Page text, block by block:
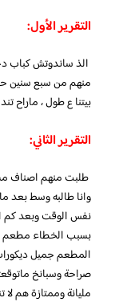
التقرير الأول:
الذ ساندوتش كباب
منهم من سبع سنين
بيتنا ع طول ، ماراح
التقرير الثاني:
طلبت منهم اصناف
وانا طالبه وسط بعد
نفس الوقت وبعد كم
بسبب الخطاء مطعم
المطعم جميل
مليانة وممتازة هم لا